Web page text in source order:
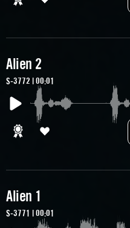
Alien 2
S-3772 | 00:01
Alien 1
S-3771 | 00:01